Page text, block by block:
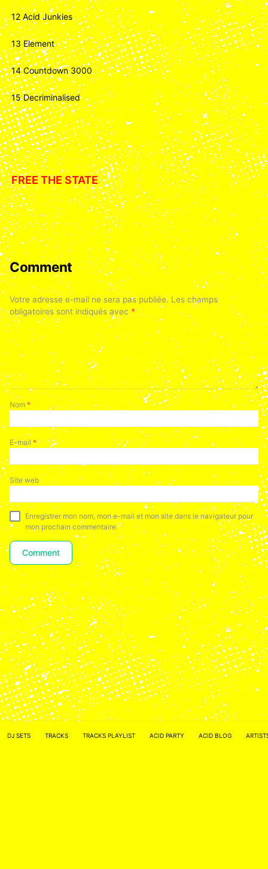
12 Acid Junkies
13 Element
14 Countdown 3000
15 Decriminalised
FREE THE STATE
Comment
Votre adresse e-mail ne sera pas publiée. Les champs
obligatoires sont indiqués avec *
Nom *
E-mail *
Site web
Enregistrer mon nom, mon e-mail et mon site dans le navigateur pour
mon prochain commentaire.
ACID NETWORK :FACEBOOK
DJ SETS TRACKS TRACKS PLAYLIST ACID PARTY ACID BLOG